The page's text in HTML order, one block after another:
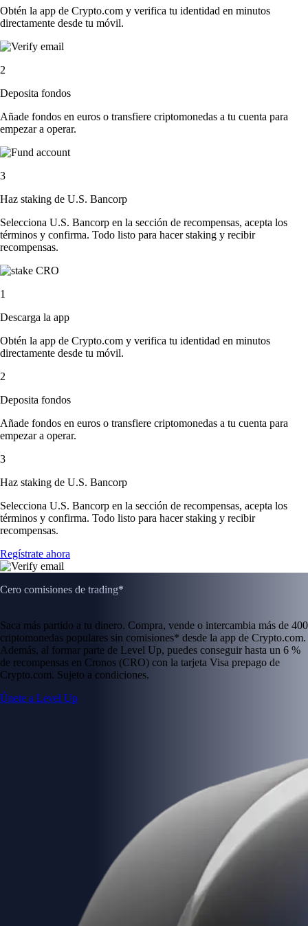
Obtén la app de Crypto.com y verifica tu identidad en minutos
directamente desde tu móvil.
2
Deposita fondos
Añade fondos en euros o transfiere criptomonedas a tu cuenta para
empezar a operar.
3
Haz staking de U.S. Bancorp
Selecciona U.S. Bancorp en la sección de recompensas, acepta los
términos y confirma. Todo listo para hacer staking y recibir
recompensas.
1
Descarga la app
Obtén la app de Crypto.com y verifica tu identidad en minutos
directamente desde tu móvil.
2
Deposita fondos
Añade fondos en euros o transfiere criptomonedas a tu cuenta para
empezar a operar.
3
Haz staking de U.S. Bancorp
Selecciona U.S. Bancorp en la sección de recompensas, acepta los
términos y confirma. Todo listo para hacer staking y recibir
recompensas.
Regístrate ahora
Cero comisiones de trading*
Saca más partido a tu dinero. Compra, vende o intercambia más de 400
criptomonedas populares sin comisiones* desde la app de Crypto.com.
Además, al formar parte de Level Up, puedes conseguir hasta un 6 %
de recompensas en Cronos (CRO) con la tarjeta Visa prepago de
Crypto.com. Sujeto a condiciones.
Únete a Level Up